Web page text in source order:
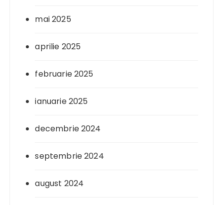
mai 2025
aprilie 2025
februarie 2025
ianuarie 2025
decembrie 2024
septembrie 2024
august 2024